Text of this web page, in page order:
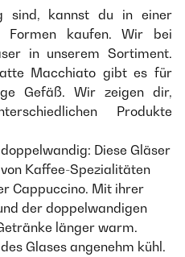
sind, kannst du in einer
Formen kaufen. Wir bei
in unserem Sortiment.
Macchiato gibt es für
Gefäß. Wir zeigen dir,
Produkte
Diese Gläser
Kaffee-Spezialitäten
Cappuccino. Mit ihrer
der doppelwandigen
länger warm.
Glases angenehm kühl.